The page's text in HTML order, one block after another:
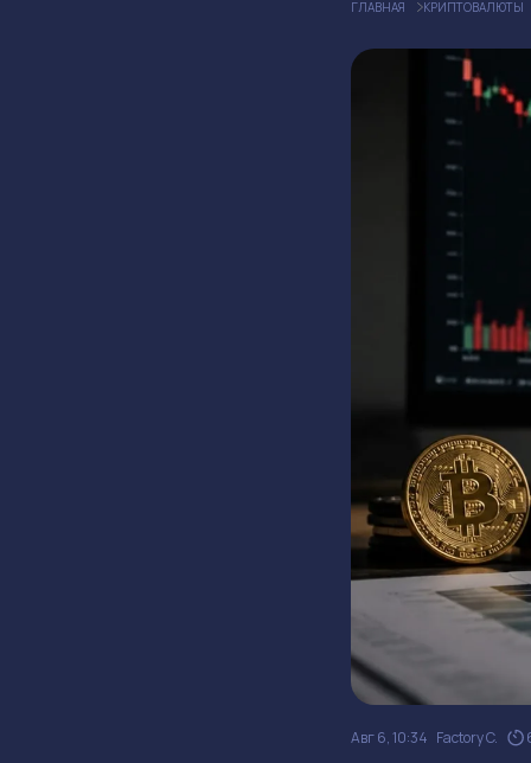
ГЛАВНАЯ КРИПТОВАЛЮТЫ
Авг 6, 10:34 Factory C.